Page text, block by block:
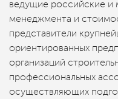
ведущие российские и
менеджмента и
представители
ориентированных
организаций
профессиональных
осуществляющих